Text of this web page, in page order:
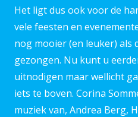
Het ligt dus ook voor de
vele feesten en
nog mooier (en leuker) als
gezongen. Nu kunt u
uitnodigen maar wellicht
iets te boven. Corina
muziek van, Andrea Berg,